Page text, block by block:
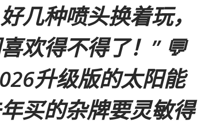
几种喷头换着玩，
欢得不得了！”💬
升级版的太阳能
买的杂牌要灵敏得